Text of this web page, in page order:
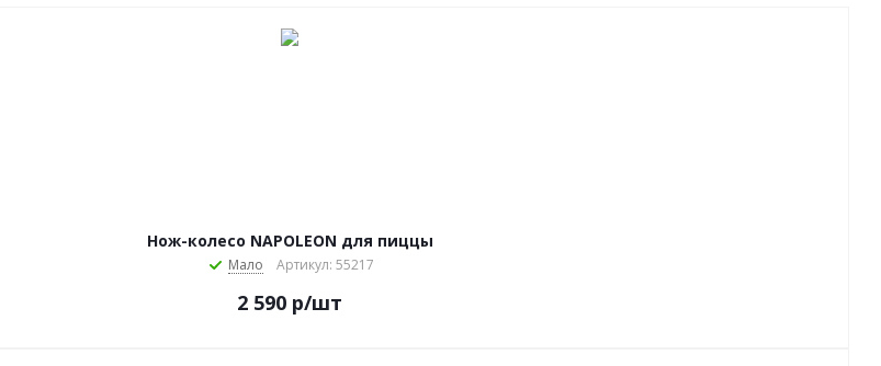
Нож-колесо NAPOLEON для пиццы
Мало Артикул: 55217
2 590 р/шт